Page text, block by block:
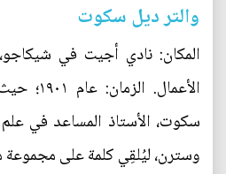
والتر ديل سكوت
المكان: نادي أجيت في
الأعمال.
سكوت، الأستاذ المساعد في
وسترن، ليُلقِي كلمة على مجموعة